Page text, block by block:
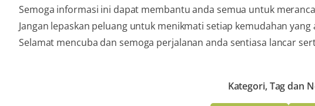
Semoga informasi ini dapat membantu anda semua untuk
Jangan lepaskan peluang untuk menikmati setiap kemudahan
Selamat mencuba dan semoga perjalanan anda sentiasa lancar
Kategori, Tag dan